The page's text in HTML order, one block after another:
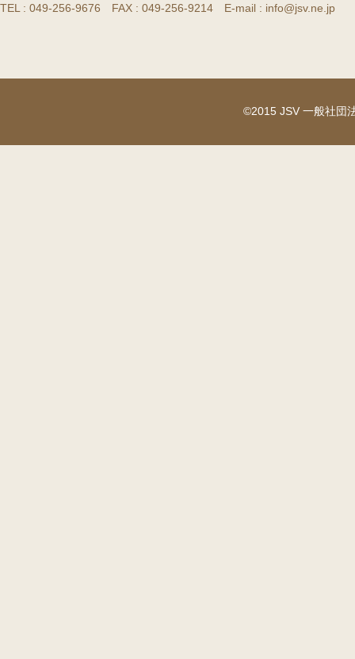
TEL : 049-256-9676 FAX : 049-256-9214 E-mail : info@jsv.ne.jp
©2015 JSV 一般社団